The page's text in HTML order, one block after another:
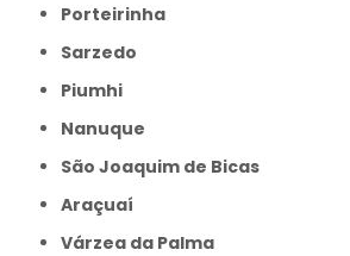
Porteirinha
Sarzedo
Piumhi
Nanuque
São Joaquim de Bicas
Araçuaí
Várzea da Palma